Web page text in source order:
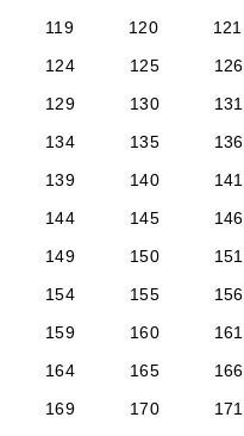
119
120 121
124
125 126
129
130 131
134
135 136
139
140 141
144
145 146
149
150 151
154
155 156
159
160 161
164
165 166
169
170 171